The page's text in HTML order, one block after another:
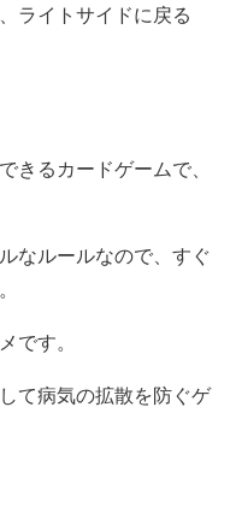
ライトサイドに戻る
きるカードゲームで、
なルールなので、すぐ
です。
て病気の拡散を防ぐゲ